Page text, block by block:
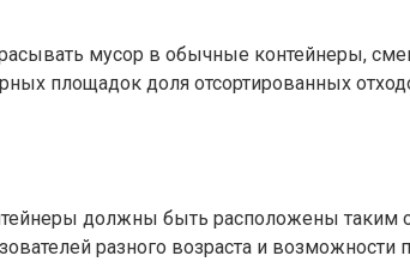
мусор в обычные контейнеры,
площадок доля отсортированных
должны быть расположены таким
разного возраста и возможности